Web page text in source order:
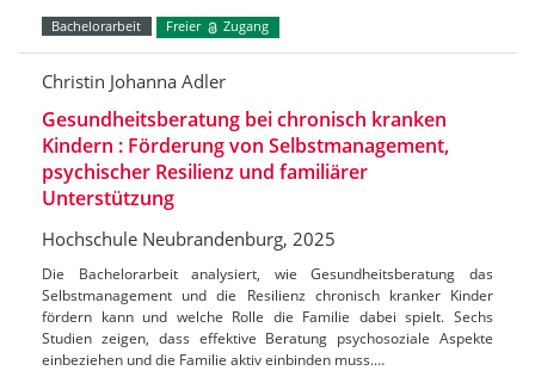
Bachelorarbeit Freier Zugang
Christin Johanna Adler
Gesundheitsberatung bei chronisch kranken
Kindern : Förderung von Selbstmanagement,
psychischer Resilienz und familiärer
Unterstützung
Hochschule Neubrandenburg, 2025
Die Bachelorarbeit analysiert, wie Gesundheitsberatung das
Selbstmanagement und die Resilienz chronisch kranker Kinder
fördern kann und welche Rolle die Familie dabei spielt. Sechs
Studien zeigen, dass effektive Beratung psychosoziale Aspekte
einbeziehen und die Familie aktiv einbinden muss.…